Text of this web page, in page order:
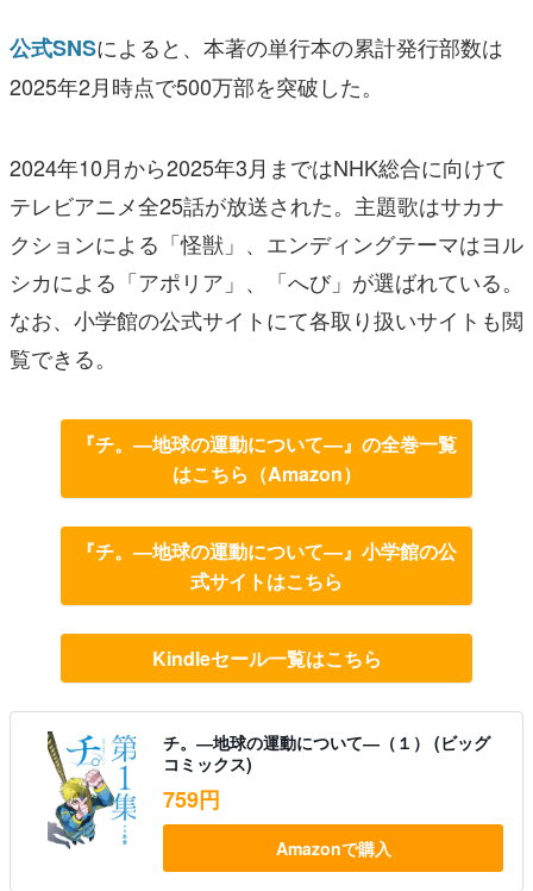
公式SNSによると、本著の単行本の累計発行部数は
2025年2月時点で500万部を突破した。
2024年10月から2025年3月まではNHK総合に向けて
テレビアニメ全25話が放送された。主題歌はサカナ
クションによる「怪獣」、エンディングテーマはヨル
シカによる「アポリア」、「へび」が選ばれている。
なお、小学館の公式サイトにて各取り扱いサイトも閲
覧できる。
『チ。―地球の運動について―』の全巻一覧
はこちら（Amazon）
『チ。―地球の運動について―』小学館の公
式サイトはこちら
Kindleセール一覧はこちら
チ。―地球の運動について―（１） (ビッグ
コミックス)
759円
Amazonで購入